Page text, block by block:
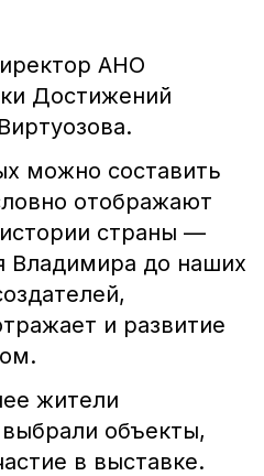
АНО
Достижений
можно составить
отображают
страны —
Владимира до наших
и развитие
жители
объекты,
в выставке.